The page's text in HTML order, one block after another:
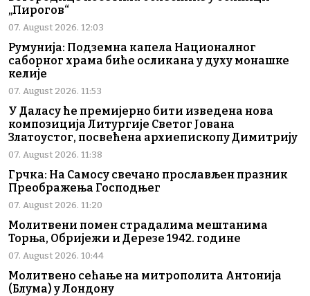
„Пирогов“
07. August 2026. 12:03
Румунија: Подземна капела Националног
саборног храма биће осликана у духу монашке
келије
07. August 2026. 11:53
У Даласу ће премијерно бити изведена нова
композиција Литургије Светог Јована
Златоустог, посвећена архиепископу Димитрију
07. August 2026. 11:38
Грчка: На Самосу свечано прослављен празник
Преображења Господњег
07. August 2026. 11:20
Молитвени помен страдалима мештанима
Торња, Обријежи и Дерезе 1942. године
07. August 2026. 10:44
Молитвено сећање на митрополита Антонија
(Блума) у Лондону